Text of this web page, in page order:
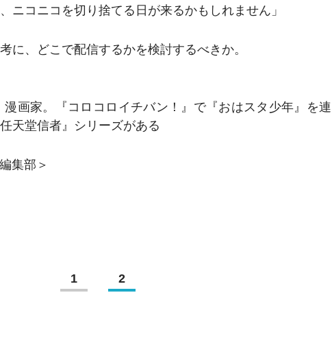
ニコニコを切り捨てる日が来るかもしれません」
に、どこで配信するかを検討するべきか。
画家。『コロコロイチバン！』で『おはスタ少年』を連
天堂信者』シリーズがある
集部＞
1 2